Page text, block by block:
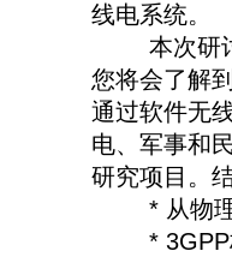
线电系统。
本次研讨
您将会了解
通过软件无
电、军事和
研究项目。
* 从物理
* 3GPP标